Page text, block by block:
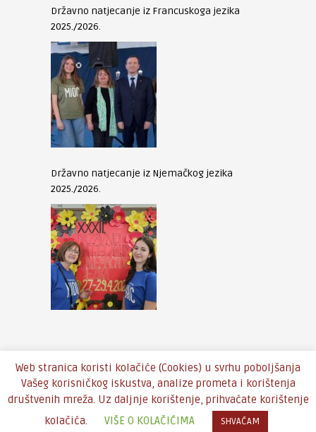
Državno natjecanje iz Francuskoga jezika
2025./2026.
Državno natjecanje iz Njemačkog jezika
2025./2026.
Copyright © 2016 - Theme by An-Themes
Web stranica koristi kolačiće (Cookies) u svrhu poboljšanja
Vašeg korisničkog iskustva, analize prometa i korištenja
društvenih mreža. Uz daljnje korištenje, prihvaćate korištenje
kolačića.
VIŠE O KOLAČIĆIMA SHVAĆAM